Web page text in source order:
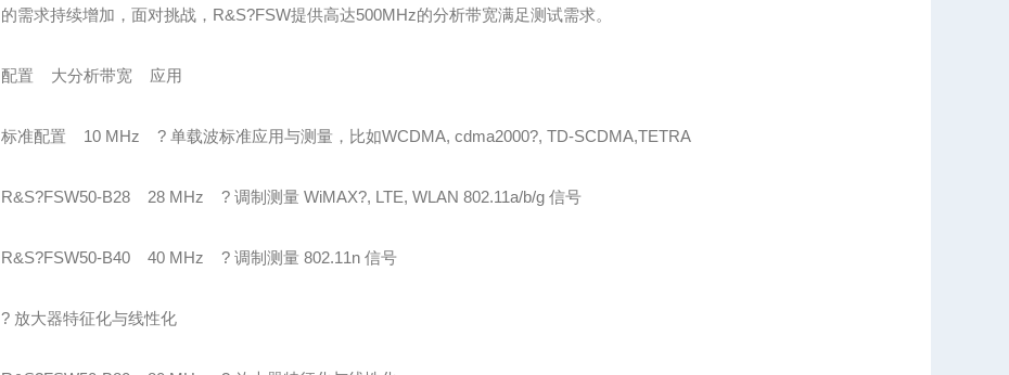
的需求持续增加，面对挑战，R&S?FSW提供高达500MHz的分析带宽满足测试需求。
配置 大分析带宽 应用
标准配置 10 MHz ? 单载波标准应用与测量，比如WCDMA, cdma2000?, TD-SCDMA,TETRA
R&S?FSW50-B28 28 MHz ? 调制测量 WiMAX?, LTE, WLAN 802.11a/b/g 信号
R&S?FSW50-B40 40 MHz ? 调制测量 802.11n 信号
? 放大器特征化与线性化